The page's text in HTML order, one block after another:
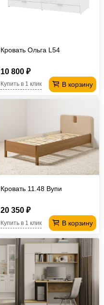
Кровать Ольга L54
10 800 ₽
В корзину
Купить в 1 клик
Кровать 11.48 Вупи
20 350 ₽
В корзину
Купить в 1 клик